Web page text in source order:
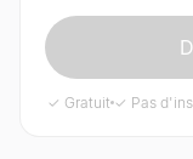
✓ Gratuit ✓ Pas